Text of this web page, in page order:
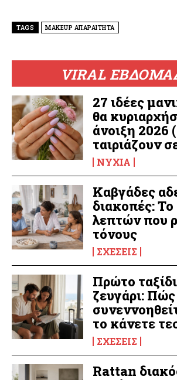
VIRAL
27 ιδέες
θα
άνοιξη 2026
ταιριάζουν
ΝΎΧΙΑ
Καβγάδες
διακοπές: Το
λεπτών που
τόνους
ΣΧΈΣΕΙΣ
Πρώτο
ζευγάρι:
το κάνετε
ΣΧΈΣΕΙΣ
Rattan
TAGS MAKEUP ΑΠΑΡΑΙΤΗΤΑ